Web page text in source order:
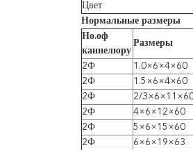
Цвет
Нормальные размеры
Но.оф
каннелюру
Размеры
2Ф 1.0×6×4×60
2Ф
1.5×6×4×60
2Ф
2/
2Ф
4×6×12×60
2Ф
5×6×15×60
2Ф
6×6×19×63